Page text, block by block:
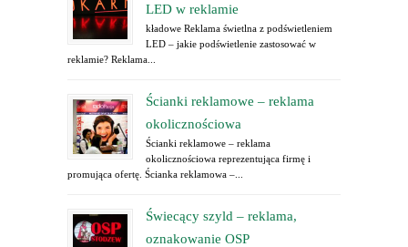
LED w reklamie
kładowe Reklama świetlna z podświetleniem
LED – jakie podświetlenie zastosować w
reklamie? Reklama...
Ścianki reklamowe – reklama
okolicznościowa
Ścianki reklamowe – reklama
okolicznościowa reprezentująca firmę i
promująca ofertę. Ścianka reklamowa –...
Świecący szyld – reklama,
oznakowanie OSP